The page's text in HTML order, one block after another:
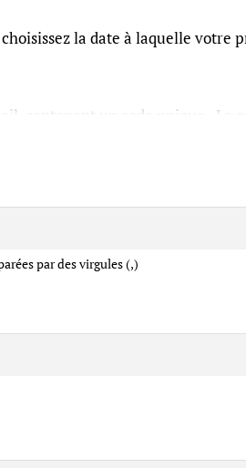
la date à laquelle votre
contenant un code unique. Le
présenté en magasin pour
par des virgules (,)